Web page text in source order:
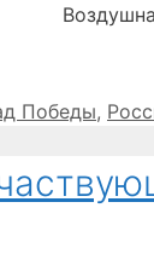
Победы,